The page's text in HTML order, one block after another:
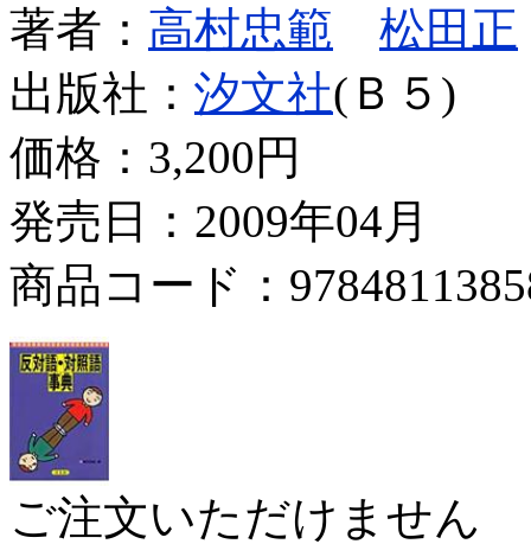
著者： 高村忠範
松田正
出版社： 汐文社(Ｂ５)
価格： 3,200円
発売日：2009年04月
商品コード：
ご注文いただけません